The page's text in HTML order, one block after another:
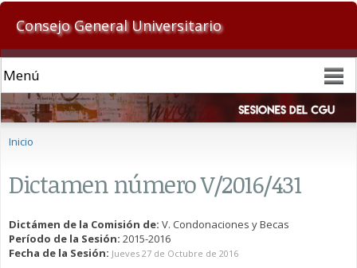
Consejo General Universitario
Inicio
Dictamen número V/2016/431
Dictámen de la Comisión de: V. Condonaciones y Becas
Período de la Sesión: 2015-2016
Fecha de la Sesión: Jueves 27 de Octubre de 2016